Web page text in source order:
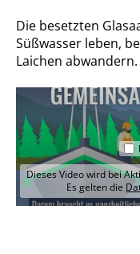
Die besetzten
Süßwasser leben,
Laichen abwandern.
Dieses Video wird bei
Es gelten die